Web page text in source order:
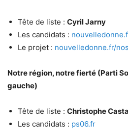
Tête de liste : Cyril Jarny
Les candidats :
Le projet : nouvelledonne.fr/
Notre région, notre fierté (Parti
gauche)
Tête de liste : Christophe
Les candidats : ps06.fr